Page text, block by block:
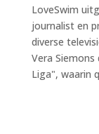
LoveSwim
journalist en
diverse
Vera Siemons
Liga", waarin